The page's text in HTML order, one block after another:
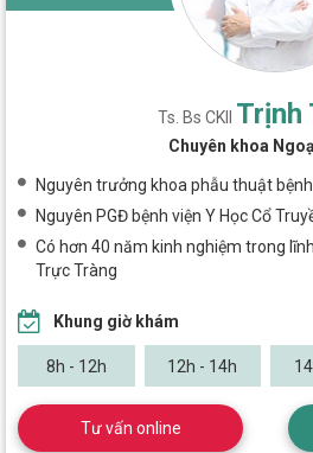
Ts. Bs CKII Trịnh
Chuyên khoa
Nguyên trưởng khoa phẫu thuật
Nguyên PGĐ bệnh viện Y Học Cổ
Có hơn 40 năm kinh nghiệm trong
Trực Tràng
Khung giờ khám
8h - 12h 12h - 14h
Tư vấn online